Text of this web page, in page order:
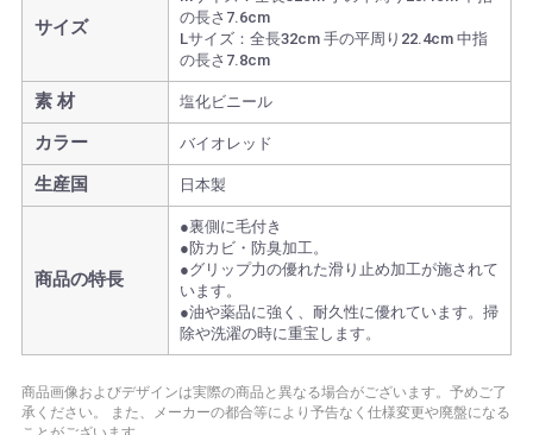
サイズ
の長さ7.6cm
Lサイズ：全長32cm 手の平周り22.4cm 中指
の長さ7.8cm
素 材 塩化ビニール
カラー バイオレッド
生産国 日本製
商品の特長
●裏側に毛付き
●防カビ・防臭加工。
●グリップ力の優れた滑り止め加工が施されて
います。
●油や薬品に強く、耐久性に優れています。掃
除や洗濯の時に重宝します。
商品画像およびデザインは実際の商品と異なる場合がございます。予めご了
承ください。
また、メーカーの都合等により予告なく仕様変更や廃盤になる